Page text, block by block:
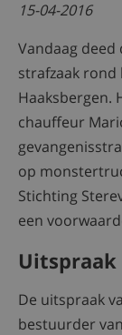
15-04-2016
Vandaag
strafzaak
Haaksbergen.
chauffeur
op
Stichting
een
De uitspraak
bestuurder